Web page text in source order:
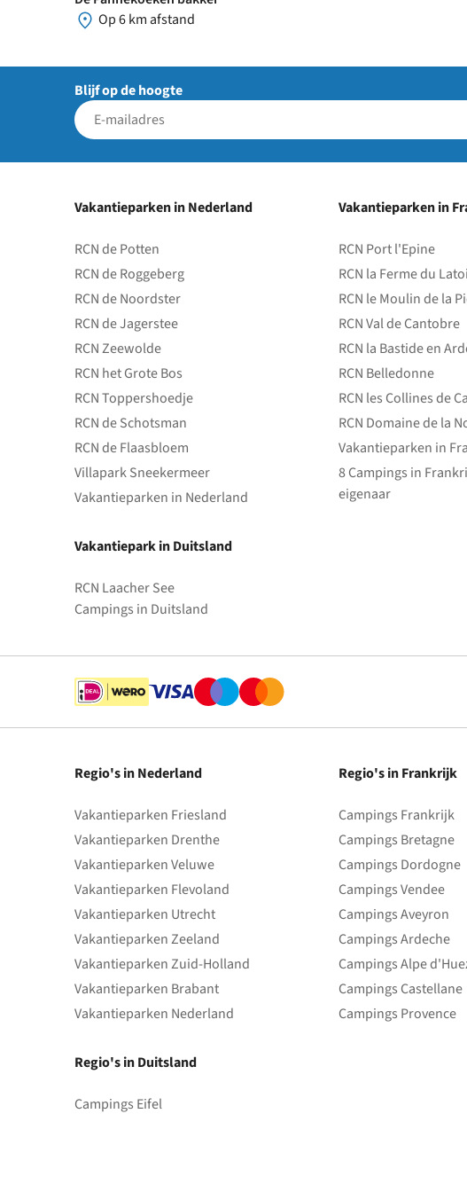
Op 6 km afstand
Blijf op de hoogte
Vakantieparken in Nederland
RCN de Potten
RCN de Roggeberg
RCN de Noordster
RCN de Jagerstee
RCN Zeewolde
RCN het Grote Bos
RCN Toppershoedje
RCN de Schotsman
RCN de Flaasbloem
Villapark Sneekermeer
Vakantieparken in Nederland
Vakantiepark in Duitsland
RCN Laacher See
Campings in Duitsland
Vakantieparken in
RCN Port l'Epine
RCN la Ferme du
RCN le Moulin de la
RCN Val de Cantobre
RCN la Bastide en
RCN Belledonne
RCN les Collines de
RCN Domaine de la
Vakantieparken in
8 Campings in
eigenaar
Regio's in Nederland
Vakantieparken Friesland
Vakantieparken Drenthe
Vakantieparken Veluwe
Vakantieparken Flevoland
Vakantieparken Utrecht
Vakantieparken Zeeland
Vakantieparken Zuid-Holland
Vakantieparken Brabant
Vakantieparken Nederland
Regio's in Duitsland
Campings Eifel
Regio's in Frankrijk
Campings Frankrijk
Campings Bretagne
Campings Dordogne
Campings Vendee
Campings Aveyron
Campings Ardeche
Campings Alpe
Campings Castellane
Campings Provence